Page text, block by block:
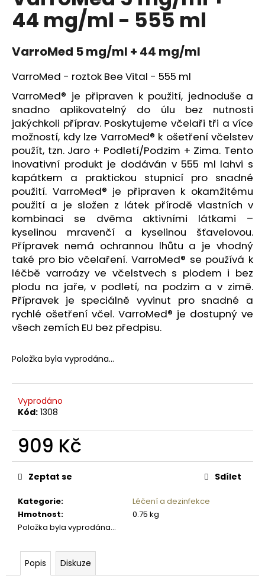
0,0
z
hvězdiček.
44 mg/ml - 555 ml
VarroMed 5 mg/ml + 44 mg/ml
VarroMed - roztok Bee Vital - 555 ml
VarroMed® je připraven k použití, jednoduše a
snadno aplikovatelný do úlu bez nutnosti
jakýchkoli příprav. Poskytujeme včelaři tři a více
možností, kdy lze VarroMed® k ošetření včelstev
použít, tzn. Jaro + Podletí/Podzim + Zima. Tento
inovativní produkt je dodáván v 555 ml lahvi s
kapátkem a praktickou stupnicí pro snadné
použití. VarroMed® je připraven k okamžitému
použití a je složen z látek přírodě vlastních v
kombinaci se dvěma aktivními látkami –
kyselinou mravenčí a kyselinou šťavelovou.
Přípravek nemá ochrannou lhůtu a je vhodný
také pro bio včelaření. VarroMed® se používá k
léčbě varroázy ve včelstvech s plodem i bez
plodu na jaře, v podletí, na podzim a v zimě.
Přípravek je speciálně vyvinut pro snadné a
rychlé ošetření včel. VarroMed® je dostupný ve
všech zemích EU bez předpisu.
Položka byla vyprodána…
Vyprodáno
Kód: 1308
909 Kč
Měrná
cena:
Kategorie:
Léčení a dezinfekce
Hmotnost:
0.75 kg
Položka byla vyprodána…
Zeptat se Sdílet
Popis Diskuze
a
j
í
t
?
HLEDAT
D
o
p
o
r
u
č
u
j
e
m
e
S
OCHRANNÝM
POUZDREM
NA
MEDVĚDY
300ML
827
Kč